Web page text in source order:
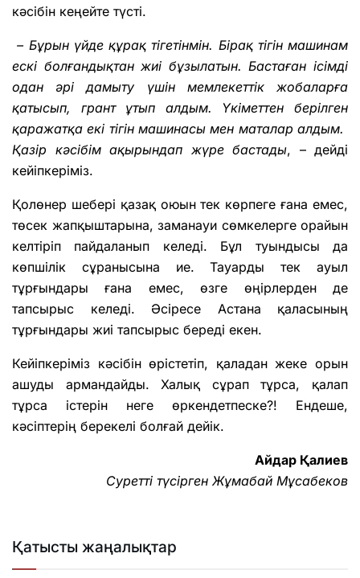
кәсібін кеңейте түсті.
– Бұрын үйде құрақ тігетінмін. Бірақ тігін машинам
ескі болғандықтан жиі бұзылатын. Бастаған ісімді
одан әрі дамыту үшін мемлекеттік жобаларға
қатысып, грант ұтып алдым. Үкіметтен берілген
қаражатқа екі тігін машинасы мен маталар алдым.
Қазір кәсібім ақырындап жүре бастады, – дейді
кейіпкеріміз.
Қолөнер шебері қазақ оюын тек көрпеге ғана емес,
төсек жапқыштарына, заманауи сөмкелерге орайын
келтіріп пайдаланып келеді. Бұл туындысы да
көпшілік сұранысына ие. Тауарды тек ауыл
тұрғындары ғана емес, өзге өңірлерден де
тапсырыс келеді. Әсіресе Астана қаласының
тұрғындары жиі тапсырыс береді екен.
Кейіпкеріміз кәсібін өрістетіп, қаладан жеке орын
ашуды армандайды. Халық сұрап тұрса, қалап
тұрса істерін неге өркендетпеске?! Ендеше,
кәсіптерің берекелі болғай дейік.
Айдар Қалиев
Суретті түсірген Жұмабай Мұсабеков
Қатысты жаңалықтар